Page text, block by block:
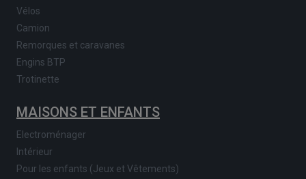
Vélos
Camion
Remorques et caravanes
Engins BTP
Trotinette
MAISONS ET ENFANTS
Electroménager
Intérieur
Pour les enfants (Jeux et Vêtements)